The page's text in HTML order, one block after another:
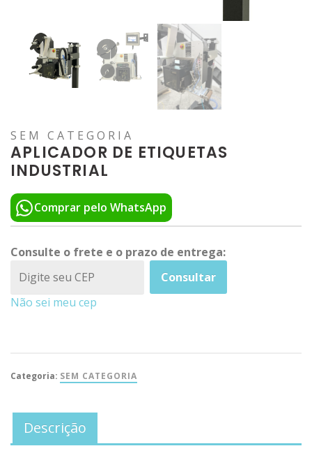
SEM CATEGORIA
APLICADOR DE ETIQUETAS
INDUSTRIAL
Comprar pelo WhatsApp
Consulte o frete e o prazo de entrega:
Consultar
Não sei meu cep
Categoria: SEM CATEGORIA
Descrição